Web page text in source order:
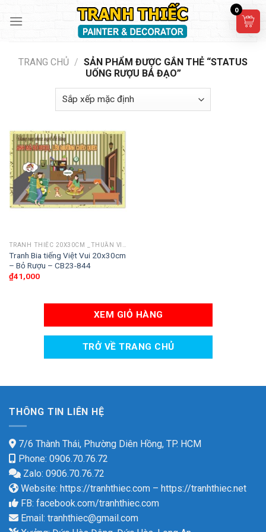
TRANG CHỦ / SẢN PHẨM ĐƯỢC GẮN THẺ “STATUS
UỐNG RƯỢU BÁ ĐẠO”
Tranh Bia tiếng Việt Vui 20x30cm
– Bỏ Rượu – CB23-844
₫41,000
XEM GIỎ HÀNG
TRỞ VỀ TRANG CHỦ
THÔNG TIN LIÊN HỆ
7/6 Thành Thái, Phường Diên Hồng, TP. HCM
Phone: 0906.70.76.72
Zalo: 0906.70.76.72
Website: https://tranhthiec.com – https://tranhthiec.net
FB: facebook.com/tranhthiec.com
Email: tranhthiec@gmail.com
0